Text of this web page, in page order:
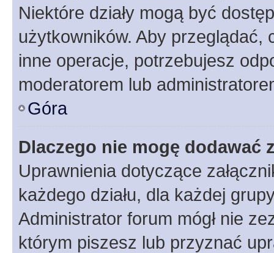
Niektóre działy mogą być
użytkowników. Aby
inne operacje, potrzebujesz
moderatorem lub
Góra
Dlaczego nie mogę dodawać
Uprawnienia dotyczące
każdego działu, dla każdej
Administrator forum mógł nie
którym piszesz lub przyznać